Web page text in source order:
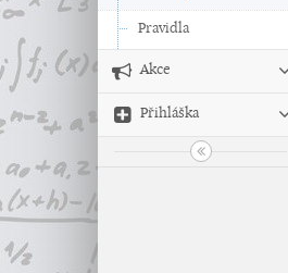
Pravidla
Akce
Přihláška